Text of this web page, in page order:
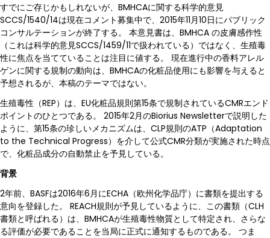
すでにご存じかもしれないが、BMHCAに関する科学的意見
SCCS/1540/14は現在コメント募集中で、2015年11月10日にパブリック
コンサルテーションが終了する。 本意見書は、BMHCA の皮膚感作性
（これは科学的意見SCCS/1459/11で扱われている）ではなく、生殖毒
性に焦点を当てていることは注目に値する。 現在進行中の香料アレル
ゲンに関する規制の動向は、BMHCAの化粧品使用にも影響を与えると
予想されるが、本稿のテーマではない。
生殖毒性（REP）は、EU化粧品規則第15条で規制されているCMRエンド
ポイントのひとつである。 2015年2月のBiorius Newsletterで説明した
ように、第15条の珍しいメカニズムは、CLP規則のATP（Adaptation
to the Technical Progress）を介して公式CMR分類が実施された時点
で、化粧品成分の自動禁止を予見している。
背景
2年前、BASFは2016年6月にECHA（欧州化学品庁）に書類を提出する
意向を登録した。 REACH規則が予見しているように、この書類（CLH
書類と呼ばれる）は、BMHCAが生殖毒性物質として特定され、さらな
る評価が必要であることを当局に正式に通知するものである。 つま